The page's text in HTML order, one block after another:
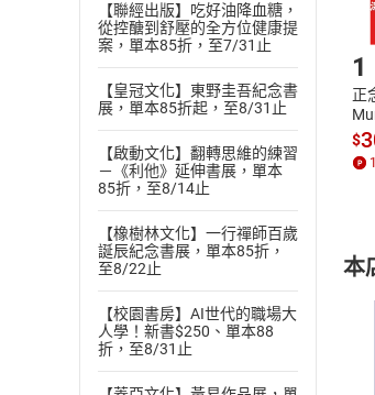
【聯經出版】吃好油降血糖，
從控醣到舒壓的全方位健康提
案，單本85折，至7/31止
【皇冠文化】東野圭吾紀念書
展，單本85折起，至8/31止
【啟動文化】翻轉思維的練習
－《利他》延伸書展，單本
85折，至8/14止
【橡樹林文化】一行禪師百歲
誕辰紀念書展，單本85折，
至8/22止
【校園書房】AI世代的職場大
人學！新書$250、單本88
折，至8/31止
1
正
發
$
1
本